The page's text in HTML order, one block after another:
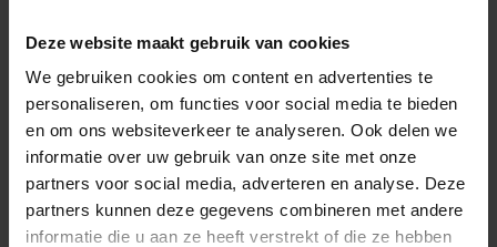
Deze website maakt gebruik van cookies
We gebruiken cookies om content en advertenties te
personaliseren, om functies voor social media te bieden
en om ons websiteverkeer te analyseren. Ook delen we
informatie over uw gebruik van onze site met onze
partners voor social media, adverteren en analyse. Deze
partners kunnen deze gegevens combineren met andere
informatie die u aan ze heeft verstrekt of die ze hebben
GEWICHT 1 kg
JE ZOU OOK KUNNEN HOUDEN
VAN …